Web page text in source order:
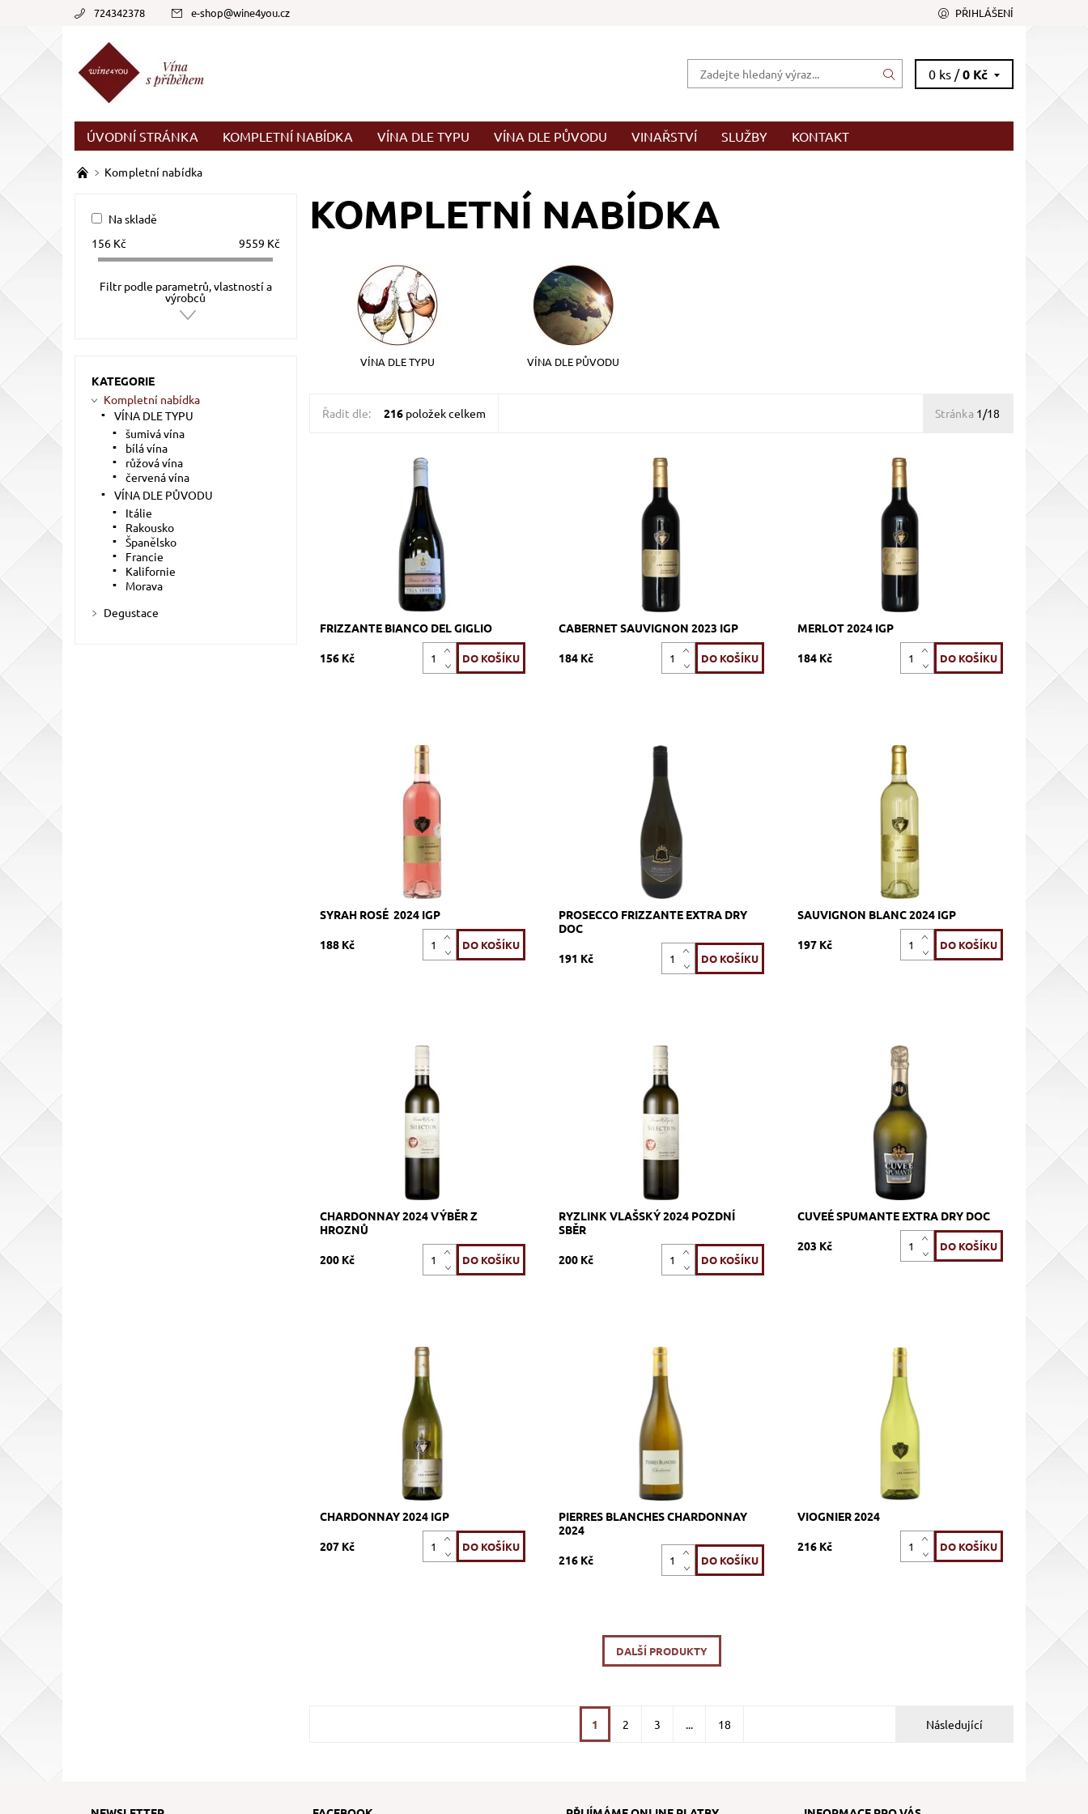
724342378 e-shop@wine4you.cz PŘIHLÁŠENÍ
0 ks /0 Kč
ÚVODNÍ STRÁNKA KOMPLETNÍ NABÍDKA VÍNA DLE TYPU VÍNA DLE PŮVODU VINAŘSTVÍ SLUŽBY KONTAKT
Kompletní nabídka
KOMPLETNÍ NABÍDKA
VÍNA DLE TYPU VÍNA DLE PŮVODU
Řadit dle: 216položek celkem Stránka 1/18
Trebbiano, Verduzzo, Glera, bílé, extra
dry, šumivé, zrání v tancích z nerezové
Skladem >12 ks
670_BDGFRI
Vinicola CIDE
FRIZZANTE BIANCO DEL GIGLIO
156 Kč
Cabernet Sauvignon, červené, suché,
Skladem >12 ks
93_SCCS
Vignerons Proprietés
Associés
CABERNET SAUVIGNON 2023 IGP
184 Kč
Merlot, červené, suché, tiché, zrání
v tancích z nerezové oceli
Skladem >12 ks
92_SCME
Vignerons Proprietés
Associés
MERLOT 2024 IGP
184 Kč
Syrah, růžové, suché, tiché, zrání
v tancích z nerezové oceli
Skladem >12 ks
95_SCSR
Associés
SYRAH ROSÉ 2024 IGP
188 Kč
Glera (Prosecco), bílé, extra dry, šumivé,
zrání v tancích z nerezové oceli
Skladem >12 ks
257_PRFRI
Vinicola CIDE
PROSECCO FRIZZANTE EXTRA DRY
DOC
191 Kč
Sauvignon Blanc, bílé, suché, tiché, zrání
Skladem >12 ks
96_SCSB
Vignerons Proprietés
Associés
SAUVIGNON BLANC 2024 IGP
197 Kč
Chardonnay, bílé, suché, tiché, zrání
Skladem >12 ks
591_SECH
Vinařství U Kapličky
CHARDONNAY 2024 VÝBĚR Z
HROZNŮ
200 Kč
Ryzlink vlašský, bílé, suché, tiché, zrání
Skladem >12 ks
590_SERV
Vinařství U Kapličky
RYZLINK VLAŠSKÝ 2024 POZDNÍ
SBĚR
200 Kč
Glera, Garganega, Trebbiano, Pinot
Bianco, bílé, extra dry, šumivé, zrání
v tancích z nerezové oceli
Skladem >12 ks
259_VASPU
Vinicola CIDE
CUVEÉ SPUMANTE EXTRA DRY DOC
203 Kč
Chardonnay, bílé, suché, tiché, zrání
v tancích z nerezové oceli
Skladem >12 ks
97_SCCH
Vignerons Proprietés
Associés
CHARDONNAY 2024 IGP
207 Kč
Chardonnay, bílé, suché, tiché, zrání
v dubových sudech
Skladem >12 ks
309_PBCH
Vignerons Proprietés
Associés
PIERRES BLANCHES CHARDONNAY
2024
216 Kč
Viognier, bílé, suché, tiché, zrání
Skladem >12 ks
315_SCVI
Vignerons Proprietés
Associés
VIOGNIER 2024
216 Kč
DALŠÍ PRODUKTY
Následující
1 2 3 ... 18
Na skladě
156Kč 9559 Kč
Filtr podle parametrů, vlastností a
výrobců
KATEGORIE
Kompletní nabídka
VÍNA DLE TYPU
šumivá vína
bílá vína
růžová vína
červená vína
VÍNA DLE PŮVODU
Itálie
Rakousko
Španělsko
Francie
Kalifornie
Morava
Degustace